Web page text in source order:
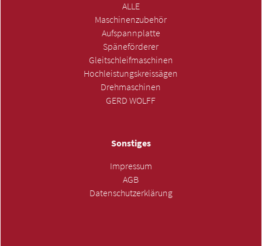
ALLE
Maschinenzubehör
Aufspannplatte
Späneförderer
Gleitschleifmaschinen
Hochleistungskreissägen
Drehmaschinen
GERD WOLFF
Sonstiges
Impressum
AGB
Datenschutzerklärung